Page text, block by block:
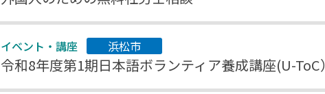
イベント・講座 浜松市
令和8年度第1期日本語ボランティア養成講座(U-ToC）